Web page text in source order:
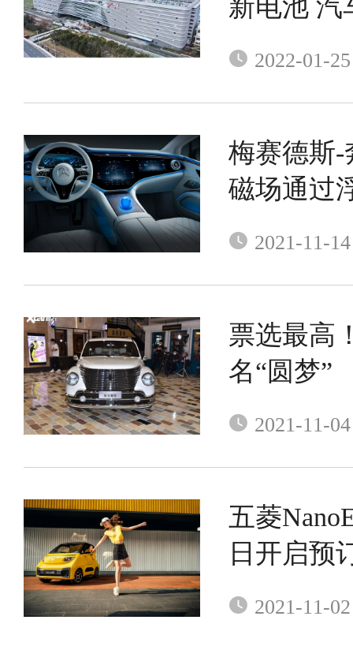
新电池 汽
2022-01-25
梅赛德斯-
磁场通过
息娱乐系
2021-11-14
票选最高
名“圆梦”
2021-11-04
五菱
日开启预
2021-11-02